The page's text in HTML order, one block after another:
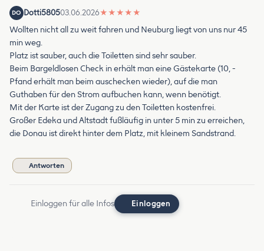
DO Dotti580503.06.2026★ ★ ★ ★ ★
Wollten nicht all zu weit fahren und Neuburg liegt von uns nur 45
min weg.
Platz ist sauber, auch die Toiletten sind sehr sauber.
Beim Bargeldlosen Check in erhält man eine Gästekarte (10, -
Pfand erhält man beim auschecken wieder), auf die man
Guthaben für den Strom aufbuchen kann, wenn benötigt.
Mit der Karte ist der Zugang zu den Toiletten kostenfrei.
Großer Edeka und Altstadt fußläufig in unter 5 min zu erreichen,
die Donau ist direkt hinter dem Platz, mit kleinem Sandstrand.
Antworten
Einloggen für alle Infos Einloggen